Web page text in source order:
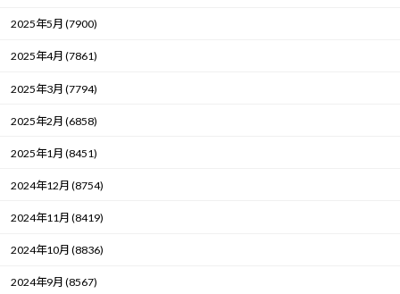
2025年5月 (7900)
2025年4月 (7861)
2025年3月 (7794)
2025年2月 (6858)
2025年1月 (8451)
2024年12月 (8754)
2024年11月 (8419)
2024年10月 (8836)
2024年9月 (8567)